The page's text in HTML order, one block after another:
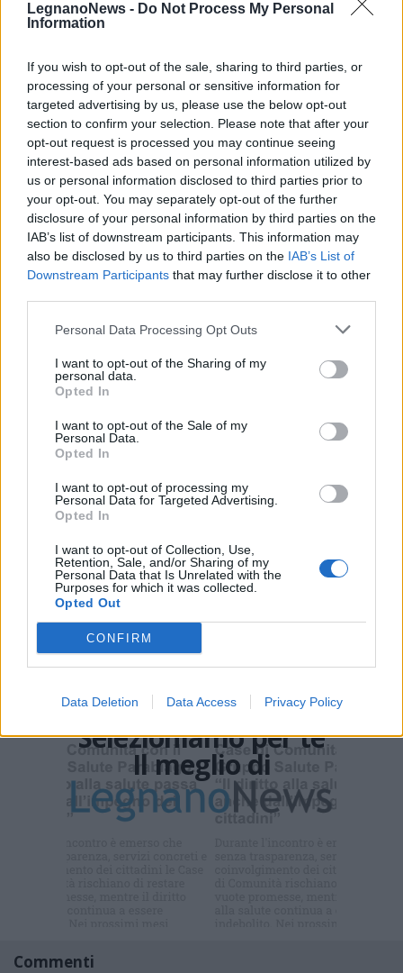
LegnanoNews - Do Not Process My Personal
Information
If you wish to opt-out of the sale, sharing to third parties, or
processing of your personal or sensitive information for
targeted advertising by us, please use the below opt-out
section to confirm your selection. Please note that after your
opt-out request is processed you may continue seeing
interest-based ads based on personal information utilized by
us or personal information disclosed to third parties prior to
your opt-out. You may separately opt-out of the further
disclosure of your personal information by third parties on the
IAB’s list of downstream participants. This information may
also be disclosed by us to third parties on the IAB’s List of
Downstream Participants that may further disclose it to other
Personal Data Processing Opt Outs
I want to opt-out of the Sharing of my
personal data.
Opted In
I want to opt-out of the Sale of my
Personal Data.
Opted In
I want to opt-out of processing my
Personal Data for Targeted Advertising.
Opted In
I want to opt-out of Collection, Use,
Retention, Sale, and/or Sharing of my
Personal Data that Is Unrelated with the
Purposes for which it was collected.
Opted Out
CONFIRM
Data Deletion Data Access Privacy Policy
Castronno
Tutti gli eventi
diagosto
Redazione
info@legnanonews.com
Noi della redazione di LegnanoNews abbiamo a cuore
l'informazione del nostro territorio e cerchiamo di essere
PIÙ INFORMAZIONI SU
palio di legnano 2026
palio legnano
LEGGI GLI ALTRI ARTICOLI DI
EVENTI
Selezioniamo per te
Il meglio di
Commenti